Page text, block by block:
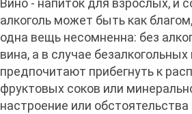
Вино - напиток для взрослых, и
алкоголь может быть как
одна вещь несомненна: без
вина, а в случае
предпочитают прибегнуть к
фруктовых соков или
настроение или